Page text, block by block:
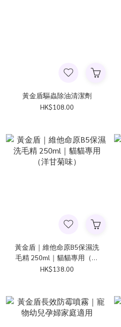
黃金盾驅蟲除油清潔劑
HK$108.00
黃金盾｜維他命原B5保濕洗
毛精 250ml｜貓貓專用（洋
甘菊味）
HK$138.00